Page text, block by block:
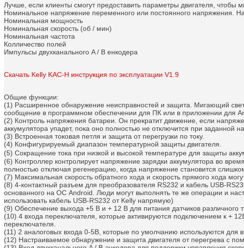
Лучше, если клиенты смогут предоставить параметры двигателя,
Номинальное напряжение переменного или постоянного напряжения.
Номинальная мощность
Номинальная скорость (об / мин)
Номинальная частота
Колличество полей
Импульсы двухканального A / B енкодера
Скачать Kelly KAC-H инструкция по эксплуатации V1.9
Общие функции:
(1) Расширенное обнаружение неисправностей и защита.
Мигающий
сообщение в программном обеспечении для ПК или в приложении для
(2) Контроль напряжения батареи. Он прекратит движение, если
аккумулятора упадет, пока оно полностью не отключится при заданной
(3) Встроенная токовая петля и защита от перегрузки по току.
(4) Конфигурируемый диапазон температурной защиты двигателя.
(5) Сокращение тока при низкой и высокой температуре для защиты
(6) Контроллер контролирует напряжение зарядки аккумулятора во
полностью отключая регенерацию, когда напряжение становится
(7) Максимальная скорость обратного хода и скорость прямого хода
(8) 4-контактный разъем для преобразователя RS232 и кабель USB-
основанного на ОС Android. Люди могут выполнять те же операции и
использовать кабель USB-RS232 от Kelly напрямую)
(9) Обеспечение выхода +5 В и + 12 В для питания датчиков
(10) 4 входа переключателя, которые активируются подключением к +
переключателя.
(11) 2 аналоговых входа 0-5В, которые по умолчанию используются для
(12) Настраиваемое обнаружение и защита двигателя от перегрева с